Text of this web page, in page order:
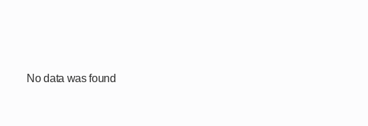
No data was found